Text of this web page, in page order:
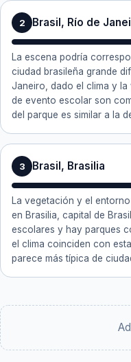
2 Brasil, Río de
La escena podría
ciudad brasileña grande
Janeiro, dado el clima y la
de evento escolar son
del parque es similar a la
3 Brasil, Brasilia
La vegetación y el
en Brasilia, capital de
escolares y hay parques
el clima coinciden con
parece más típica de